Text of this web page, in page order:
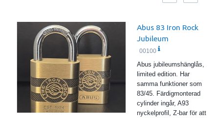
Abus 83 Iron Rock
Jubileum
00100
Abus jubileumshänglås,
limited edition. Har
samma funktioner som
83/45. Färdigmonterad
cylinder ingår, A93
nyckelprofil, Z-bar för att